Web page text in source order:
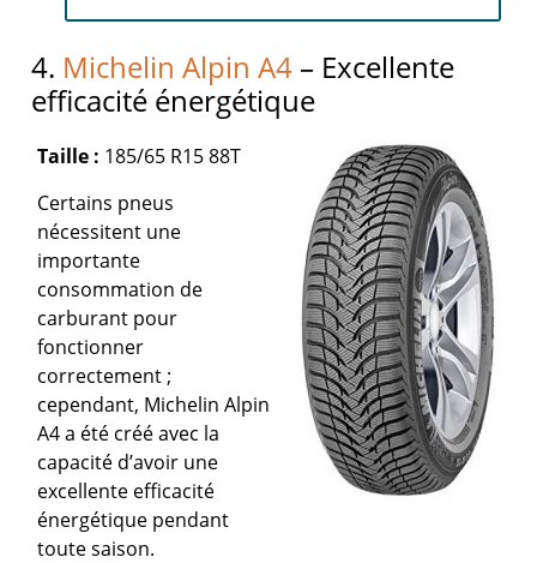
4. Michelin Alpin A4 – Excellente
efficacité énergétique
Taille : 185/65 R15 88T
Certains pneus
nécessitent une
importante
consommation de
carburant pour
fonctionner
correctement ;
cependant, Michelin Alpin
A4 a été créé avec la
capacité d’avoir une
excellente efficacité
énergétique pendant
toute saison.